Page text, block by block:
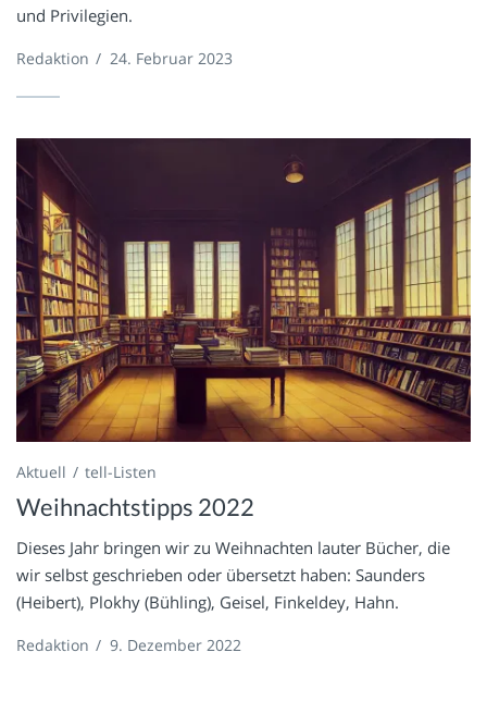
und Privilegien.
Redaktion / 24. Februar 2023
Aktuell tell-Listen
Weihnachtstipps 2022
Dieses Jahr bringen wir zu Weihnachten lauter Bücher, die
wir selbst geschrieben oder übersetzt haben: Saunders
(Heibert), Plokhy (Bühling), Geisel, Finkeldey, Hahn.
Redaktion / 9. Dezember 2022